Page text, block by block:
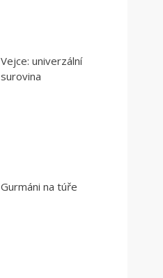
Vejce: univerzální
surovina
Gurmáni na túře